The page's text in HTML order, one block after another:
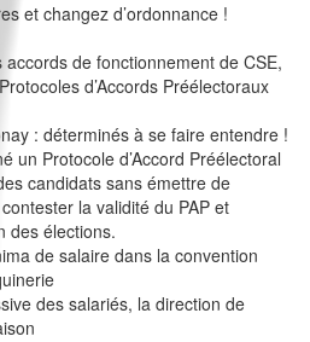
et changez d’ordonnance !
de fonctionnement de CSE,
d’Accords Préélectoraux
: déterminés à se faire entendre !
un Protocole d’Accord Préélectoral
candidats sans émettre de
la validité du PAP et
des élections.
de salaire dans la convention
des salariés, la direction de